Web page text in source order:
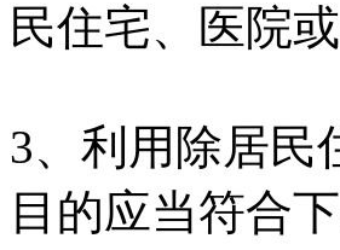
民住宅、医院
3、利用除居民
目的应当符合